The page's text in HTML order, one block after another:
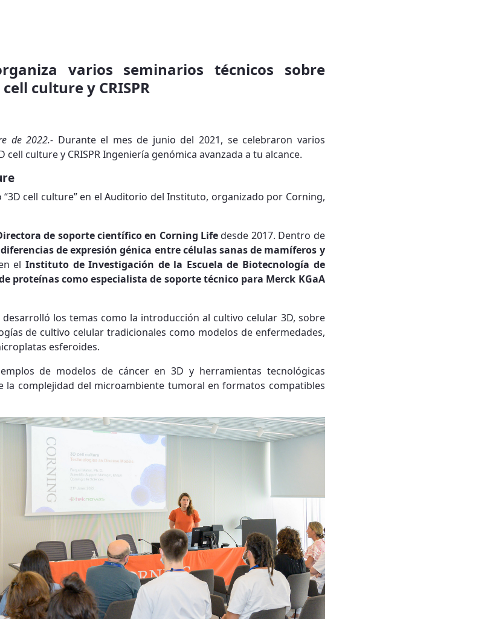
varios seminarios técnicos sobre
culture y CRISPR
de 2022.- Durante el mes de junio del 2021, se celebraron varios
culture y CRISPR Ingeniería genómica avanzada a tu alcance.
cell culture” en el Auditorio del Instituto, organizado por Corning,
de soporte científico en Corning Lifedesde 2017. Dentro de
de expresión génica entre células sanas de mamíferos y
el Instituto de Investigación de la Escuela de Biotecnología de
proteínas como especialista de soporte técnico para Merck KGaA
los temas como la introducción al cultivo celular 3D, sobre
de cultivo celular tradicionales como modelos de enfermedades,
esferoides.
de modelos de cáncer en 3D y herramientas tecnológicas
la complejidad del microambiente tumoral en formatos compatibles